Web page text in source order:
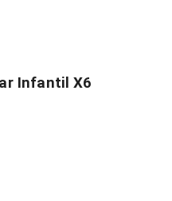
Infantil X6